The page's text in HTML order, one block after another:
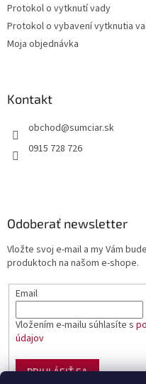
Protokol o vytknutí vady
Protokol o vybavení vytknutia
Moja objednávka
Kontakt
obchod@sumciar.sk
0915 728 726
Odoberať newsletter
Vložte svoj e-mail a my Vám
produktoch na našom e-shope.
Email
Vložením e-mailu súhlasíte s
údajov
PRIHLÁSIŤ SA